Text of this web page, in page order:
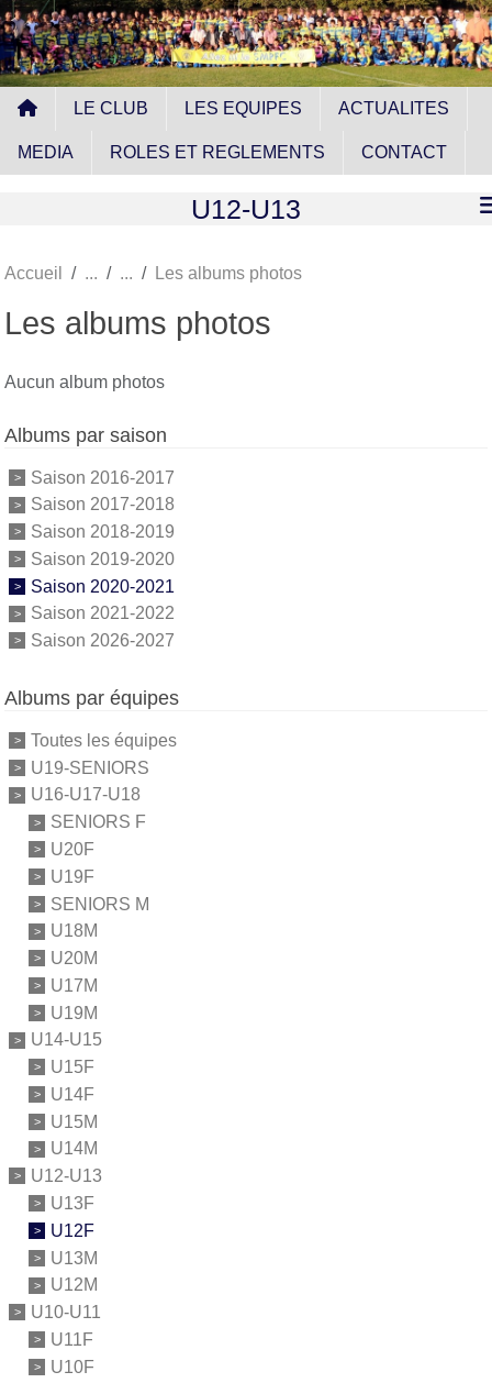
LE CLUB LES EQUIPES ACTUALITES
MEDIA ROLES ET REGLEMENTS CONTACT
U12-U13
Accueil Les albums photos
Les albums photos
Aucun album photos
Albums par saison
Saison 2016-2017
Saison 2017-2018
Saison 2018-2019
Saison 2019-2020
Saison 2020-2021
Saison 2021-2022
Saison 2026-2027
Albums par équipes
Toutes les équipes
U19-SENIORS
U16-U17-U18
SENIORS F
U20F
U19F
SENIORS M
U18M
U20M
U17M
U19M
U14-U15
U15F
U14F
U15M
U14M
U12-U13
U13F
U12F
U13M
U12M
U10-U11
U11F
U10F
Panneau de gestion des cookies